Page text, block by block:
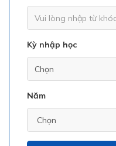
Kỳ nhập học
Năm